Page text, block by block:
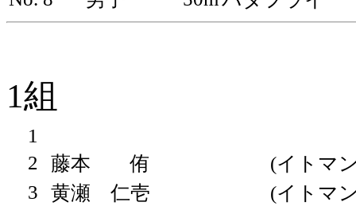
1組
1
2
藤本 侑
(イトマ
3
黄瀬 仁壱
(イトマ